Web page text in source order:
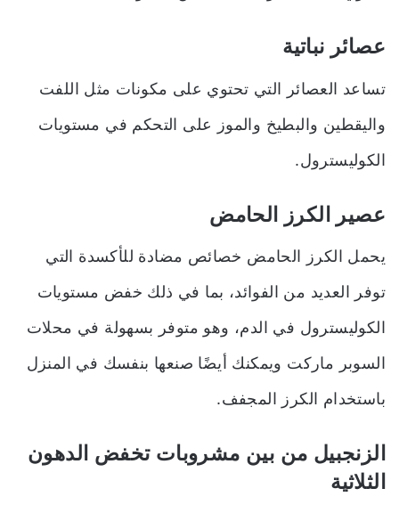
عصائر نباتية
تساعد العصائر التي تحتوي على مكونات مثل اللفت
واليقطين والبطيخ والموز على التحكم في مستويات
الكوليسترول.
عصير الكرز الحامض
يحمل الكرز الحامض خصائص مضادة للأكسدة التي
توفر العديد من الفوائد، بما في ذلك خفض مستويات
الكوليسترول في الدم، وهو متوفر بسهولة في محلات
السوبر ماركت ويمكنك أيضًا صنعها بنفسك في المنزل
باستخدام الكرز المجفف.
الزنجبيل من بين مشروبات تخفض الدهون
الثلاثية